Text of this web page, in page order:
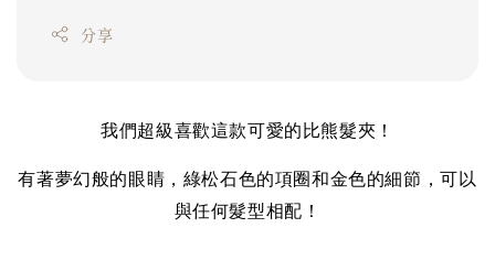
分享
我們超級喜歡這款可愛的比熊髮夾！
有著夢幻般的眼睛，綠松石色的項圈和金色的細節，可以
與任何髮型相配！